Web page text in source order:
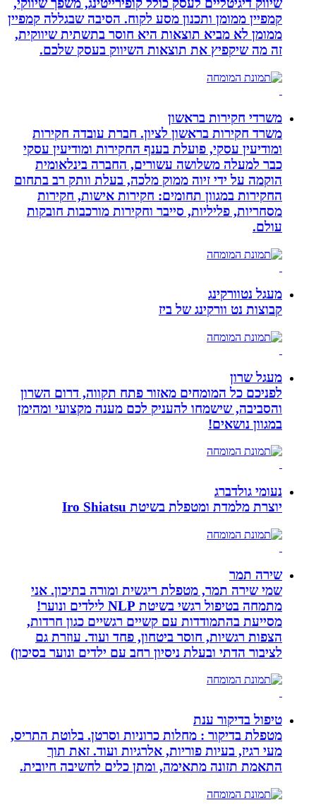
שיווק דיגיטליים לעסק כולל קופירייטינג, משפך שיווקי,
קמפיין ממומן ותכנון מסע לקוח. הסיבה שבגללה קמפיין
ממומן לא מביא תוצאות היא חוסר בתשתית שיווקית,
זה מה שיקפיץ את תוצאות השיווק בעסק שלכם.
משרדי חקירות בראשון
משרד חקירות בראשון לציון. חברת עובדה חקירות
ומודיעין עסקי, פועלת בענף החקירות ומודיעין עסקי
כבר למעלה משלושה עשורים, החברה בינלאומית
הוקמה על ידי זיוה ממוק מלכה, בעלת וותק רב בתחום
החקירות במגוון תחומים: חקירות אישות, חקירות
מסחריות, פליליות, סייבר וחקירות מורכבות חובקות
עולם.
מעגל נטוורקינג
קבוצות נט וורקינג של ביז
מעגל שרון
לפניכם כל המומחים מאזור פתח תקווה, דרום השרון
והסביבה, שישמחו להעניק לכם מענה מקצועי ומהימן
במגוון נושאים!
נעומי גולדברג
יוצרת מלמדת ומטפלת בשיטת Iro Shiatsu
שירה תמר
שמי שירה תמר, מטפלת ריגשית ומורה בתיכון. אני
מתמחה בטיפול רגשי בשיטת NLP לילדים ונוער!
מסייעת בהתמודדות עם קשיים רגשיים כגון חרדות,
הצפות רגשיות, חוסר ביטחון, פחד ועוד. עוזרת גם
לציבור הדתי ובעלת ניסיון רחב עם ילדים ונוער בסיכון)
טיפול בדיקור ענת
מטפלת בדיקור : מחלות כרוניות וסרטן. בלוטת התריס,
מעי רגיז, בעיות פוריות, אלרגיות ועוד. זאת תוך
התאמת תזונה מתאימה, ומתן כלים לחשיבה חיובית.